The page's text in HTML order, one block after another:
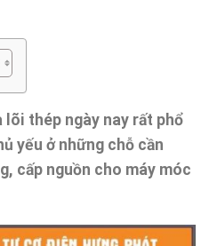
lõi thép ngày nay rất phổ
yếu ở những chỗ cần
cấp nguồn cho máy móc